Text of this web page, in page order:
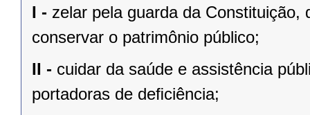
I - zelar pela guarda da
conservar o patrimônio público;
II - cuidar da saúde e assistência
portadoras de deﬁciência;